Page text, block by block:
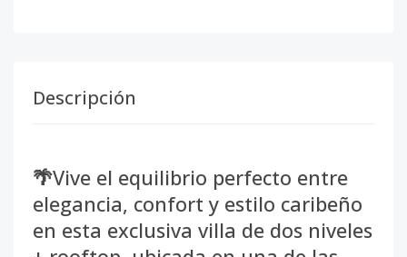
Descripción
🌴Vive el equilibrio perfecto entre
elegancia, confort y estilo caribeño
en esta exclusiva villa de dos niveles